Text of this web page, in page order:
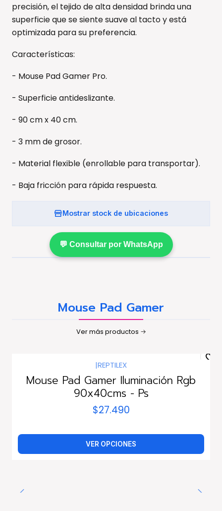
precisión, el tejido de alta densidad brinda una
superficie que se siente suave al tacto y está
optimizada para su preferencia.
Características:
- Mouse Pad Gamer Pro.
- Superficie antideslizante.
- 90 cm x 40 cm.
- 3 mm de grosor.
- Material flexible (enrollable para transportar).
- Baja fricción para rápida respuesta.
Mostrar stock de ubicaciones
💬 Consultar por WhatsApp
Mouse Pad Gamer
Ver más productos
|REPTILEX
Mouse Pad Gamer Iluminación Rgb
90x40cms - Ps
$27.490
VER OPCIONES